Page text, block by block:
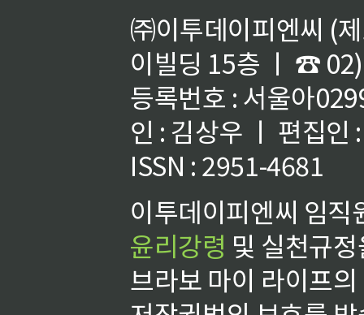
㈜이투데이피엔씨 (
이빌딩 15층 ㅣ ☎
등록번호 : 서울아
인 : 김상우 ㅣ 편집인
ISSN : 2951-4681
이투데이피엔씨 임
윤리강령 및 실천규
브라보 마이 라이프